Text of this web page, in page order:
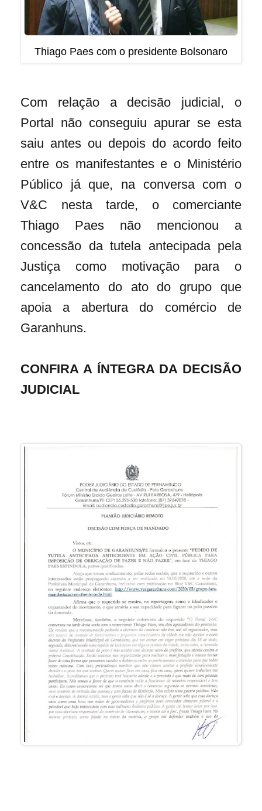
Thiago Paes com o presidente Bolsonaro
Com relação a decisão judicial, o
Portal não conseguiu apurar se esta
saiu antes ou depois do acordo feito
entre os manifestantes e o Ministério
Público já que, na conversa com o
V&C nesta tarde, o comerciante
Thiago Paes não mencionou a
concessão da tutela antecipada pela
Justiça como motivação para o
cancelamento do ato do grupo que
apoia a abertura do comércio de
Garanhuns.
CONFIRA A ÍNTEGRA DA DECISÃO
JUDICIAL